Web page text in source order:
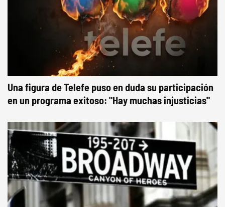
Una figura de Telefe puso en duda su participación
en un programa exitoso: "Hay muchas injusticias"